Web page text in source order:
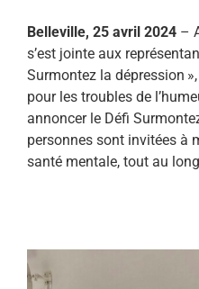
Belleville, 25 avril 2024 –
s’est jointe aux
Surmontez la dépression
pour les troubles de
annoncer le Défi
personnes sont invitées à
santé mentale, tout au